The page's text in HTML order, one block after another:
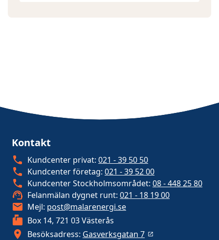
Kontakt
Kundcenter privat: 021 - 39 50 50
Kundcenter företag: 021 - 39 52 00
Kundcenter Stockholmsområdet: 08 - 448 25 80
Felanmälan dygnet runt: 021 - 18 19 00
Mejl: post@malarenergi.se
Box 14, 721 03 Västerås
Besöksadress: Gasverksgatan 7